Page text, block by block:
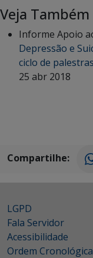
Veja Também
Informe Apoio
Depressão e
ciclo de
25 abr 2018
Compartilhe:
LGPD
Fala Servidor
Acessibilidade
Ordem